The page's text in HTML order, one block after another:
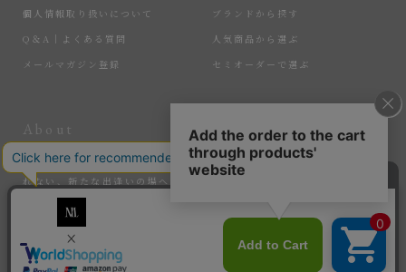
About More
匠の逸品たちを、大切に届けている『MLS』。ここでしか手に入れら
れない、新たな出逢いの場へ。そして、サステナブルなアイテムで、
していく。
個人情報取り扱いについて
Q＆A｜よくある質問
メールマガジン登録
ブランドから探す
人気商品から選ぶ
セミオーダーで選ぶ